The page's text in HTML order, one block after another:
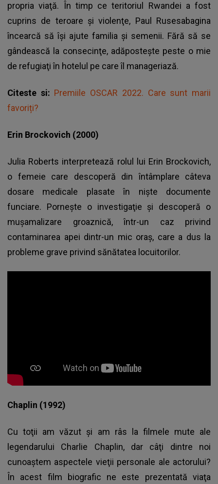
propria viaţă. În timp ce teritoriul Rwandei a fost
cuprins de teroare şi violenţe, Paul Rusesabagina
încearcă să îşi ajute familia şi semenii. Fără să se
gândească la consecinţe, adăposteşte peste o mie
de refugiaţi în hotelul pe care îl manageriază.
Citeste si: Premiile OSCAR 2022. Care sunt marii
favoriți?
Erin Brockovich (2000)
Julia Roberts interpretează rolul lui Erin Brockovich,
o femeie care descoperă din întâmplare câteva
dosare medicale plasate în nişte documente
funciare. Porneşte o investigaţie şi descoperă o
muşamalizare groaznică, într-un caz privind
contaminarea apei dintr-un mic oraş, care a dus la
probleme grave privind sănătatea locuitorilor.
Chaplin (1992)
Cu toţii am văzut şi am râs la filmele mute ale
legendarului Charlie Chaplin, dar câţi dintre noi
cunoaştem aspectele vieţii personale ale actorului?
În acest film biografic ne este prezentată viaţa